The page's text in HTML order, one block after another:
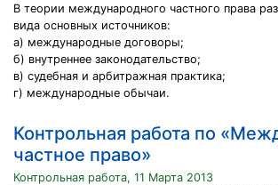
В теории международного частного права
вида основных источников:
а) международные договоры;
б) внутреннее законодательство;
в) судебная и арбитражная практика;
г) международные обычаи.
Контрольная работа по
частное право»
Контрольная работа, 11 Марта 2013